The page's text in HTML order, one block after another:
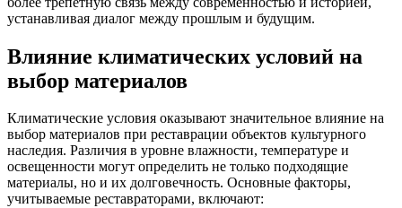
устанавливая диалог между прошлым и будущим.
Влияние климатических условий на
выбор материалов
Климатические условия оказывают значительное влияние на
выбор материалов при реставрации объектов культурного
наследия. Различия в уровне влажности, температуре и
освещенности могут определить не только подходящие
материалы, но и их долговечность. Основные факторы,
учитываемые реставраторами, включают: